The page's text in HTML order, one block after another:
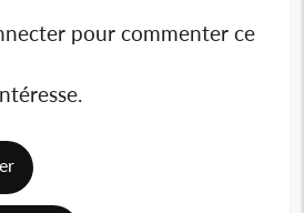
pour commenter ce